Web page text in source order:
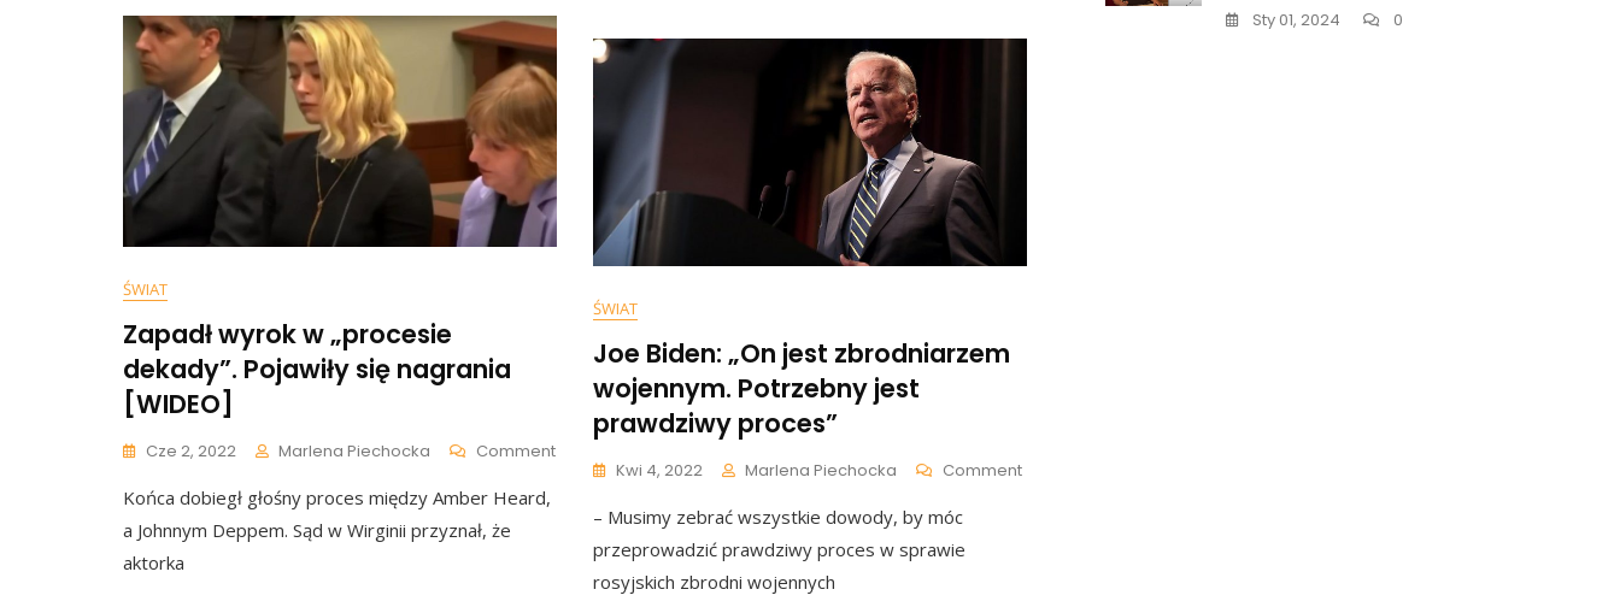
Dla
Władzy
Sprzeda
Pan
Polskę”
[+WIDEO]
ŚWIAT
Zapadł wyrok w „procesie
dekady”. Pojawiły się nagrania
[WIDEO]
Cze 2, 2022 Marlena Piechocka CommentOn
Zapadł
„procesie
Pojawiły
Końca dobiegł głośny proces między Amber Heard,
a Johnnym Deppem. Sąd w Wirginii przyznał, że
aktorka
ŚWIAT
Joe Biden: „On jest zbrodniarzem
wojennym. Potrzebny jest
prawdziwy proces”
Kwi 4, 2022 Marlena Piechocka CommentOn
– Musimy zebrać wszystkie dowody, by móc
przeprowadzić prawdziwy proces w sprawie
rosyjskich zbrodni wojennych
Sty 01, 2024 0